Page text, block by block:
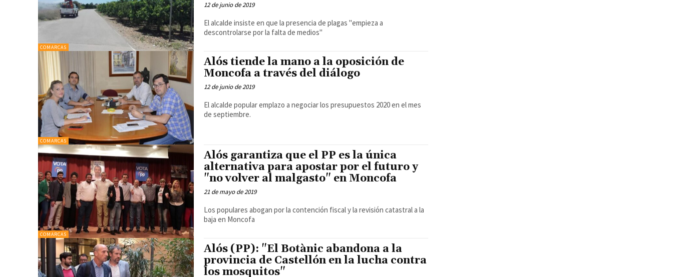
COMARCAS
12 de junio de 2019
El alcalde insiste en que la presencia de plagas "empieza a
descontrolarse por la falta de medios"
COMARCAS
Alós tiende la mano a la oposición de
Moncofa a través del diálogo
12 de junio de 2019
El alcalde popular emplazo a negociar los presupuestos 2020 en el mes
de septiembre.
COMARCAS
Alós garantiza que el PP es la única
alternativa para apostar por el futuro y
"no volver al malgasto" en Moncofa
21 de mayo de 2019
Los populares abogan por la contención fiscal y la revisión catastral a la
baja en Moncofa
Alós (PP): "El Botànic abandona a la
provincia de Castellón en la lucha contra
los mosquitos"